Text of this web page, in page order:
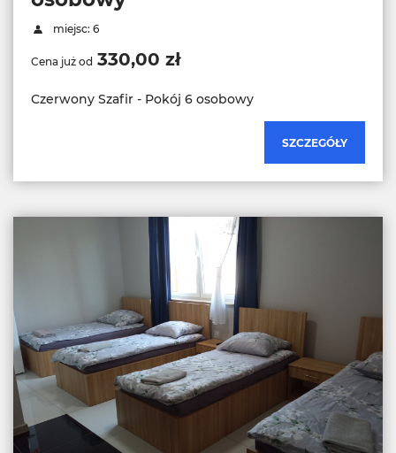
miejsc: 6
Cena już od 330,00 zł
Czerwony Szafir - Pokój 6 osobowy
SZCZEGÓŁY